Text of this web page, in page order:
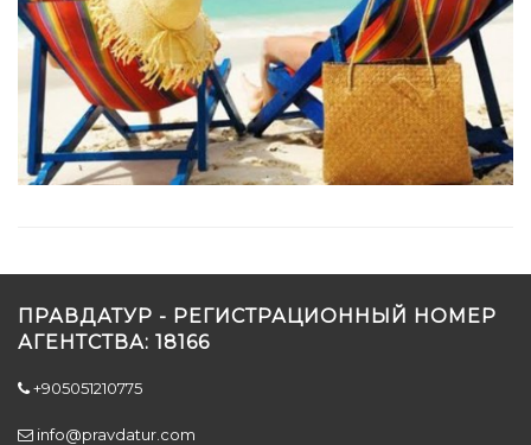
ПРАВДАТУР - РЕГИСТРАЦИОННЫЙ НОМЕР
АГЕНТСТВА: 18166
+905051210775
info@pravdatur.com